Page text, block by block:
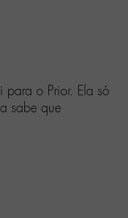
o Prior. Ela só
sabe que